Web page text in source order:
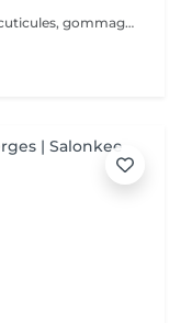
Bains des mains, soin des ongles et des cuticules, gommage et massage